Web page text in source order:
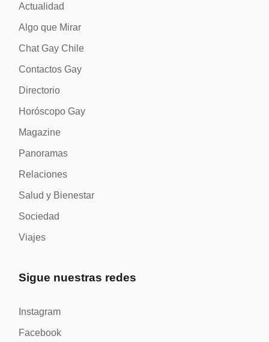
Actualidad
Algo que Mirar
Chat Gay Chile
Contactos Gay
Directorio
Horóscopo Gay
Magazine
Panoramas
Relaciones
Salud y Bienestar
Sociedad
Viajes
Sigue nuestras redes
Instagram
Facebook